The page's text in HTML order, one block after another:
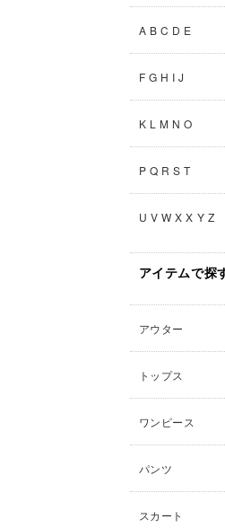
A B C D E
F G H I J
K L M N O
P Q R S T
U V W X X Y Z
アイテムで探
アウター
トップス
ワンピース
パンツ
スカート